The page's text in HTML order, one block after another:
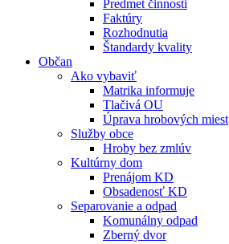
Predmet činnosti
Faktúry
Rozhodnutia
Štandardy kvality
Občan
Ako vybaviť
Matrika informuje
Tlačivá OU
Úprava hrobových miest
Služby obce
Hroby bez zmlúv
Kultúrny dom
Prenájom KD
Obsadenosť KD
Separovanie a odpad
Komunálny odpad
Zberný dvor